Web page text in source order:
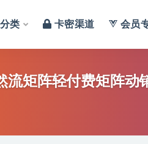
类 卡密渠道 会员
流矩阵轻付费矩阵动